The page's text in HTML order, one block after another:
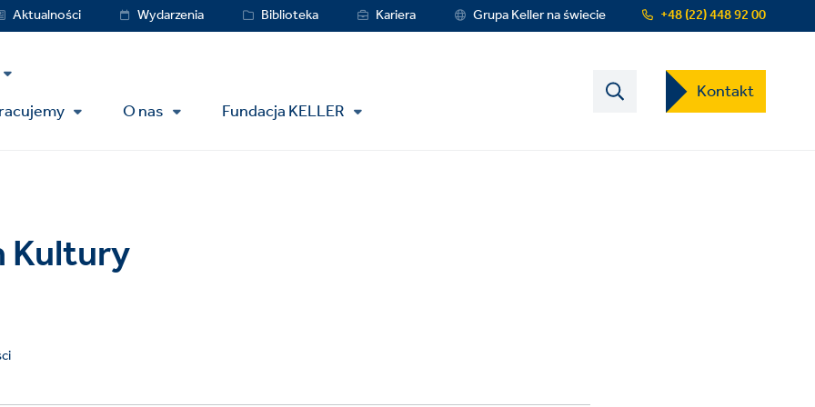
+48 (22) 448 92 00
Aktualności Wydarzenia Biblioteka Kariera Grupa Keller na świecie
O nas Fundacja KELLER
Contact
US
Dropdown
Kontakt
Kultury